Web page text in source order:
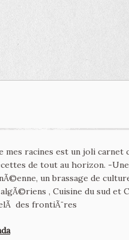
mes racines est un joli
de tout au horizon. -
un brassage de
, Cuisine du sud et
des frontiÃ¨res